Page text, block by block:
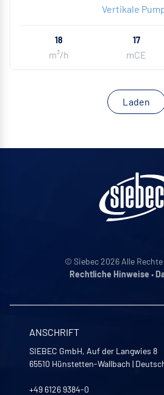
Vertikale
18
m³/h
17
mCE
Laden
© Siebec 2026 Alle
Rechtliche Hinweise •
ANSCHRIFT
SIEBEC GmbH, Auf der Langwies 8
65510 Hünstetten-Wallbach |
+49 6126 9384-0